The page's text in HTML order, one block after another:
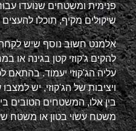
פנימית ומשטחים שנועדו
שיקולים מקיף, תוכלו
אלמנט חשוב נוסף שיש
להקים ג'קוזי קטן בגינה או
עליה הג'קוזי יעמוד. בהתאם
ויציבות של הג'קוזי, יש
בין אלו, המשטחים הטובים
משטח עשוי בטון או משטח